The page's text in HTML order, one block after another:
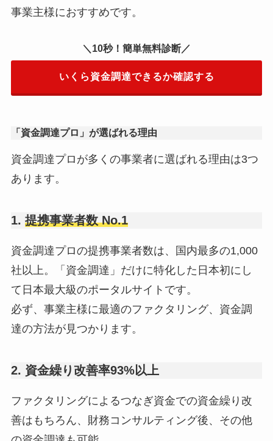
事業主様におすすめです。
＼10秒！簡単無料診断／
いくら資金調達できるか確認する
「資金調達プロ」が選ばれる理由
資金調達プロが多くの事業者に選ばれる理由は3つ
あります。
1. 提携事業者数 No.1
資金調達プロの提携事業者数は、国内最多の1,000
社以上。「資金調達」だけに特化した日本初にし
て日本最大級のポータルサイトです。
必ず、事業主様に最適のファクタリング、資金調
達の方法が見つかります。
2. 資金繰り改善率93%以上
ファクタリングによるつなぎ資金での資金繰り改
善はもちろん、財務コンサルティング後、その他